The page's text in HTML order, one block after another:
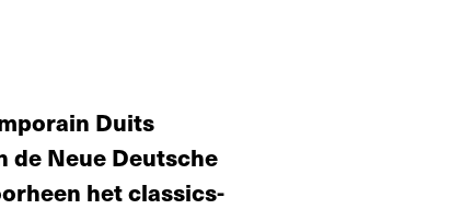
Duits
de Neue Deutsche
het classics-